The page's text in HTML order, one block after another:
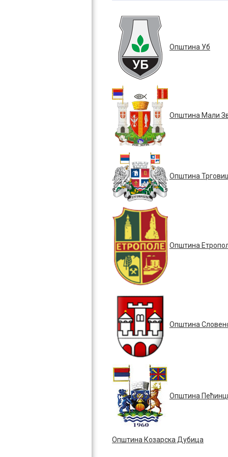
Општина Уб
Општина Мали
Општина
Општина
Општина
Општина
Општина Козарска Дубица